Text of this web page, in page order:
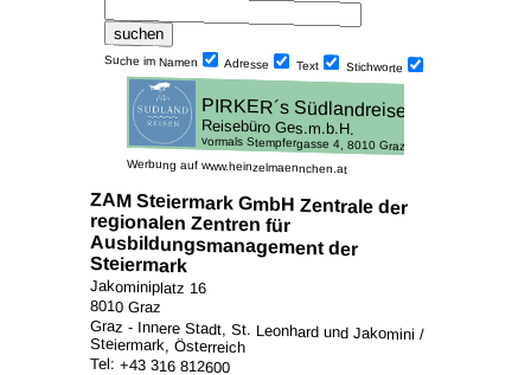
Suche im Namen Adresse Text Stich­worte
Werbung auf www.heinzelmaennchen.at
ZAM Steiermark GmbH Zentrale der
regionalen Zentren für
Ausbildungsmanagement der
Steiermark
Jakominiplatz 16
8010 Graz
Graz - Innere Stadt, St. Leonhard und Jakomini /
Steiermark, Österreich
Tel: +43 316 812600